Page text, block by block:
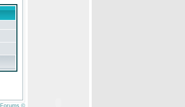
Forums ©